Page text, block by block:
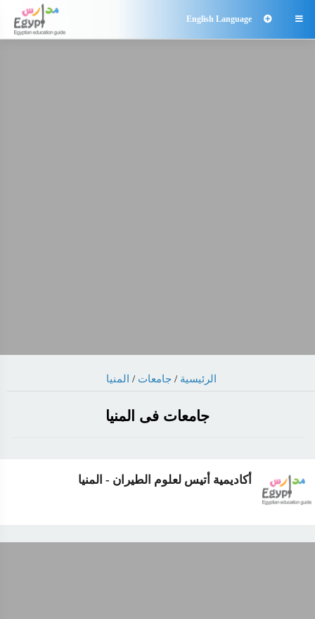

English Language
الرئيسية / جامعات / المنيا
جامعات فى المنيا
أكاديمية أتيس لعلوم الطيران - المنيا